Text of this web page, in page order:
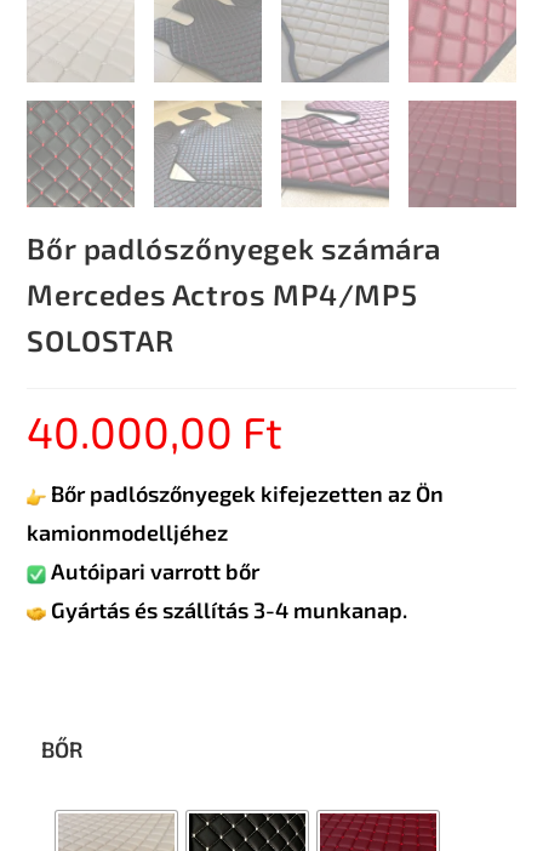
Bőr padlószőnyegek számára
Mercedes Actros MP4/MP5
SOLOSTAR
40.000,00 Ft
Bőr padlószőnyegek kifejezetten az Ön
kamionmodelljéhez
Autóipari varrott bőr
Gyártás és szállítás 3-4 munkanap.
BŐR